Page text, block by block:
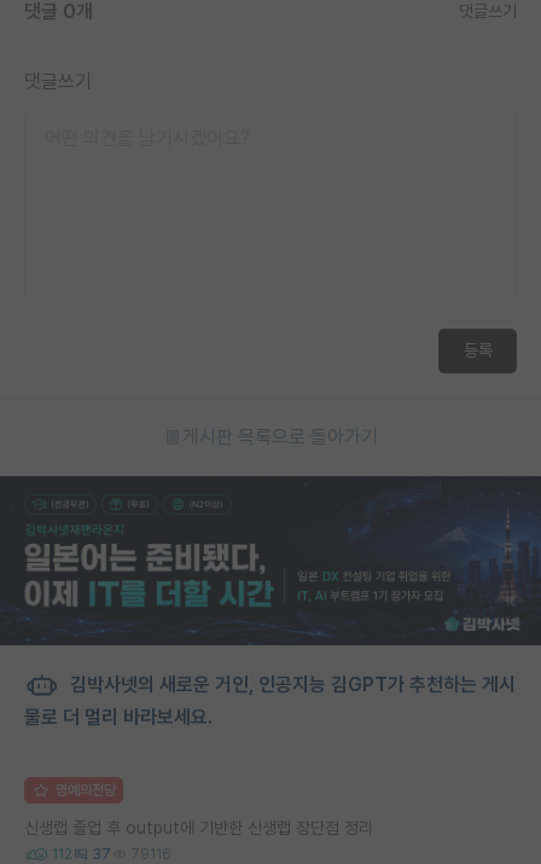
댓글 0개 댓글쓰기
댓글쓰기
등록
게시판 목록으로 돌아가기
김박사넷의 새로운 거인, 인공지능 김GPT가 추천하는 게시
물로 더 멀리 바라보세요.
명예의전당
신생랩 졸업 후 output에 기반한 신생랩 장단점 정리
112 37 79116